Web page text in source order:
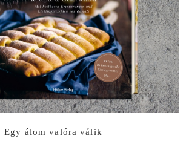
Egy álom valóra válik